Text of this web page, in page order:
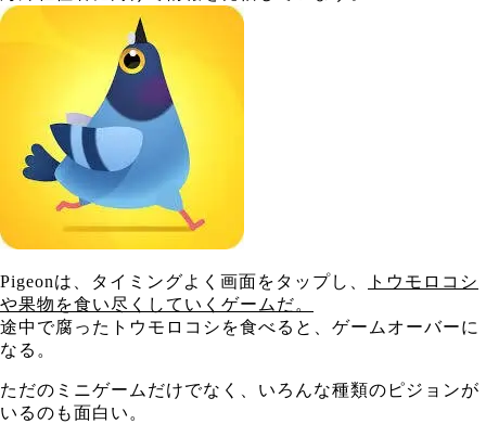
Pigeonは、タイミングよく画面をタップし、
トウモロコシ
や果物を食い尽くしていくゲームだ。
途中で腐ったトウモロコシを食べると、ゲームオーバーに
なる。
ただのミニゲームだけでなく、いろんな種類のピジョンが
いるのも面白い。